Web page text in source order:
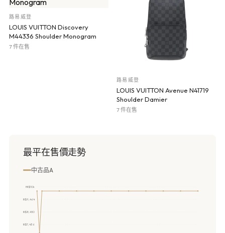
路易威登
LOUIS VUITTON Discovery
M44336 Shoulder Monogram
7 件在售
路易威登
LOUIS VUITTON Avenue N41719
Shoulder Damier
7 件在售
最平在售價走勢
中古品A
HK$7,436
HK$8,450
HK$9,464
HK$10k